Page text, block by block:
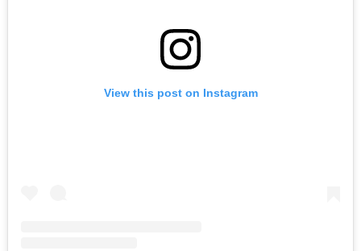
View this post on Instagram